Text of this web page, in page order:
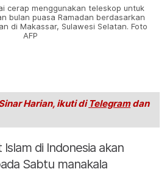
cerap menggunakan teleskop untuk
bulan puasa Ramadan berdasarkan
di Makassar, Sulawesi Selatan. Foto
AFP
Harian, ikuti di Telegramdan
di Indonesia akan
Sabtu manakala